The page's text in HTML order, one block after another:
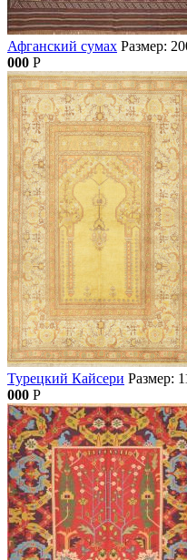
Афганский сумах Размер:
000 Р
Турецкий Кайсери Размер:
000 Р